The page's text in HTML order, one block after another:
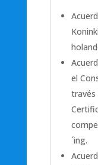
el
través
´ing.